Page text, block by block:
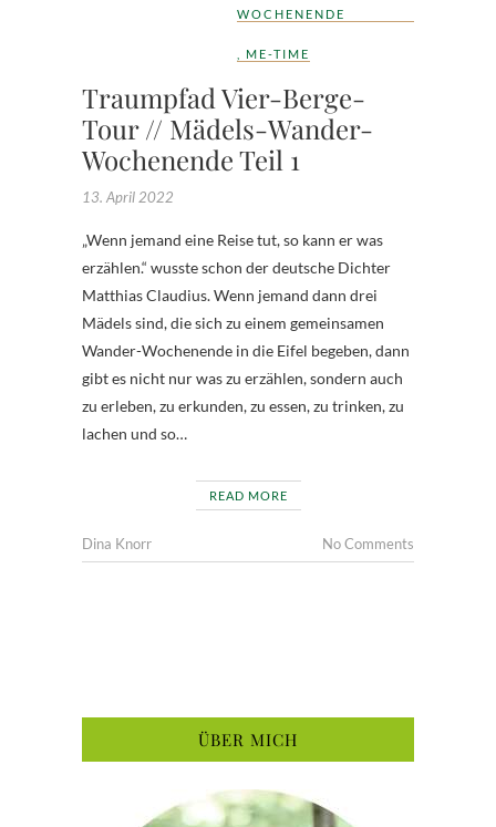
WOCHENENDE
ME-TIME
Traumpfad Vier-Berge-
Tour // Mädels-Wander-
Wochenende Teil 1
13. April 2022
„Wenn jemand eine Reise tut, so kann er was
erzählen.“ wusste schon der deutsche Dichter
Matthias Claudius. Wenn jemand dann drei
Mädels sind, die sich zu einem gemeinsamen
Wander-Wochenende in die Eifel begeben, dann
gibt es nicht nur was zu erzählen, sondern auch
zu erleben, zu erkunden, zu essen, zu trinken, zu
lachen und so…
READ MORE
Dina Knorr No Comments
ÜBER MICH